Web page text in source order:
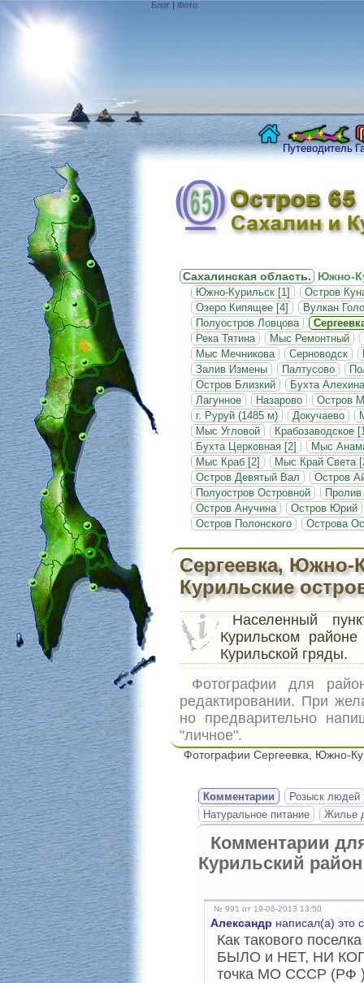
Блог | Фото
Путеводитель
Сахалинская область. Южно-
Южно-Курильск [1]
Остров
Озеро Кипящее [4]
Вулкан
Полуостров Ловцова
Река Тятина
Мыс Ремонтный
Мыс Мечникова
Серноводск
Залив Измены
Палтусово
Остров Близкий
Бухта Алехина
Лагунное
Назарово
Остров
г. Руруй (1485 м)
Докучаево
Мыс Угловой
Крабозаводское
Бухта Церковная [2]
Мыс
Мыс Краб [2]
Мыс Край Света
Остров Девятый Вал
Остров
Полуостров Островной
Остров Анучина
Остров Юрий
Остров Полонского
Острова
Сергеевка, Южно-
Курильские
Населенный
Курильском
Курильской гряды.
Фотографии для
редактировании. При
но предварительно
"личное".
Фотографии Сергеевка, Южно-
Комментарии
Розыск людей
Натуральное питание
Жилье
Комментарии
Курильский район
№ 991 от 19-06-2013 13:50
Александр написал(а) это
Как такового
БЫЛО и НЕТ, НИ
точка МО СССР (РФ